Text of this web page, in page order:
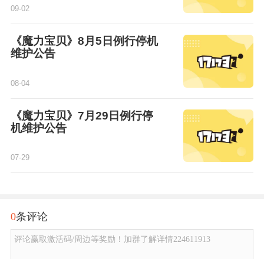
09-02
《魔力宝贝》8月5日例行停机
维护公告
08-04
《魔力宝贝》7月29日例行停
机维护公告
07-29
0条评论
评论赢取激活码/周边等奖励！加群了解详情224611913